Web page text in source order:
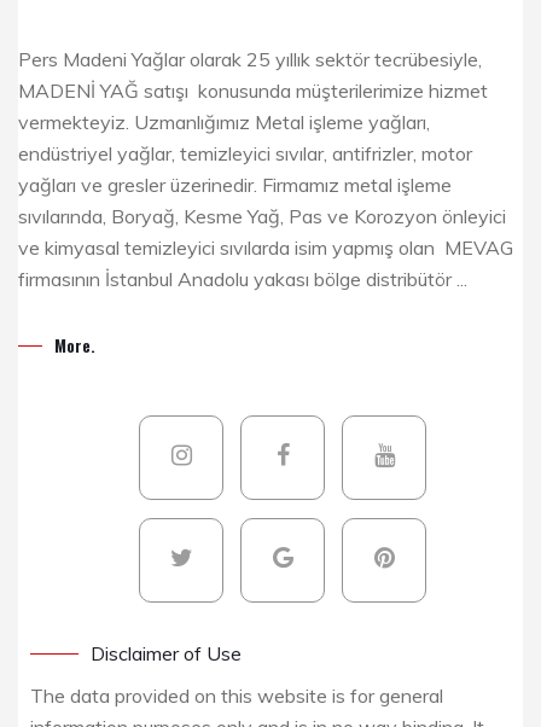
Pers Madeni Yağlar olarak 25 yıllık sektör tecrübesiyle,
MADENİ YAĞ satışı konusunda müşterilerimize hizmet
vermekteyiz. Uzmanlığımız Metal işleme yağları,
endüstriyel yağlar, temizleyici sıvılar, antifrizler, motor
yağları ve gresler üzerinedir. Firmamız metal işleme
sıvılarında, Boryağ, Kesme Yağ, Pas ve Korozyon önleyici
ve kimyasal temizleyici sıvılarda isim yapmış olan MEVAG
firmasının İstanbul Anadolu yakası bölge distribütör ...
More.
Disclaimer of Use
The data provided on this website is for general